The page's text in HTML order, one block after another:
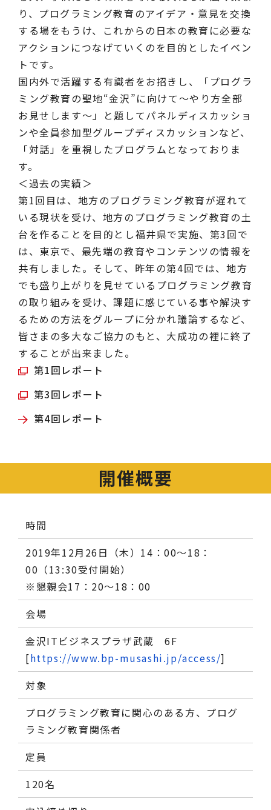
り、プログラミング教育のアイデア・意見を交換
する場をもうけ、これからの日本の教育に必要な
アクションにつなげていくのを目的としたイベン
トです。
国内外で活躍する有識者をお招きし、「プログラ
ミング教育の聖地“金沢”に向けて～やり方全部
お見せします～」と題してパネルディスカッショ
ンや全員参加型グループディスカッションなど、
「対話」を重視したプログラムとなっておりま
す。
＜過去の実績＞
第1回目は、地方のプログラミング教育が遅れて
いる現状を受け、地方のプログラミング教育の土
台を作ることを目的とし福井県で実施、第3回で
は、東京で、最先端の教育やコンテンツの情報を
共有しました。そして、昨年の第4回では、地方
でも盛り上がりを見せているプログラミング教育
の取り組みを受け、課題に感じている事や解決す
るための方法をグループに分かれ議論するなど、
皆さまの多大なご協力のもと、大成功の裡に終了
することが出来ました。
第1回レポート
第3回レポート
第4回レポート
開催概要
時間
2019年12月26日（木）14：00～18：
00（13:30受付開始）
※懇親会17：20～18：00
会場
金沢ITビジネスプラザ武蔵 6F
[https://www.bp-musashi.jp/access/]
対象
プログラミング教育に関心のある方、プログ
ラミング教育関係者
定員
120名